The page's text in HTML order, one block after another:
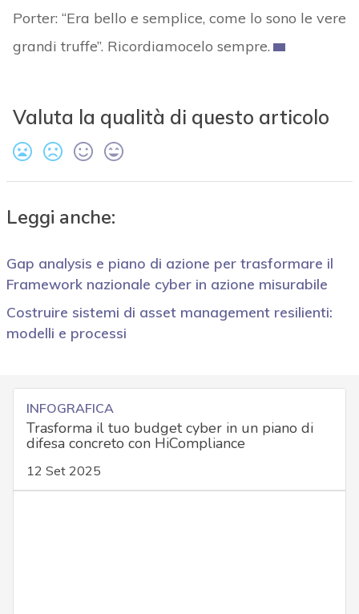
Porter: “Era bello e semplice, come lo sono le vere
grandi truffe”. Ricordiamocelo sempre.
Valuta la qualità di questo articolo
Leggi anche:
Gap analysis e piano di azione per trasformare il
Framework nazionale cyber in azione misurabile
Costruire sistemi di asset management resilienti:
modelli e processi
INFOGRAFICA
Trasforma il tuo budget cyber in un piano di
difesa concreto con HiCompliance
12 Set 2025